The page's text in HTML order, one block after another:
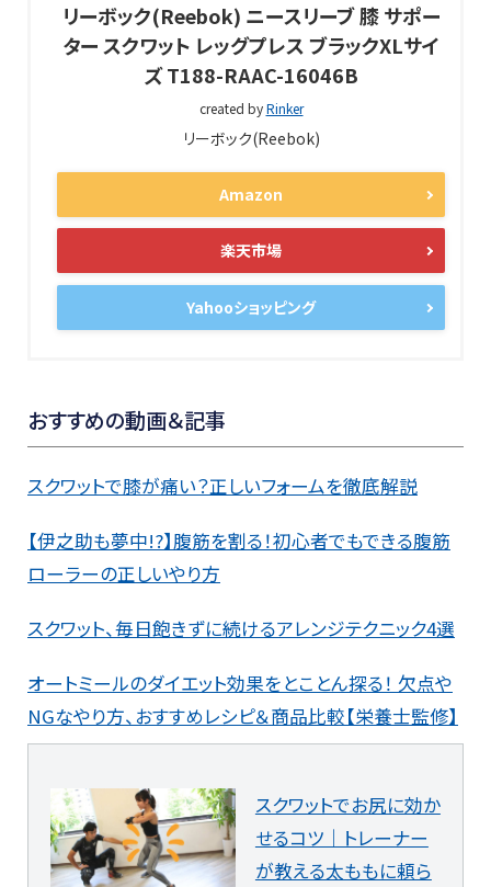
リーボック(Reebok) ニースリーブ 膝 サポー
ター スクワット レッグプレス ブラックXLサイ
ズ T188-RAAC-16046B
created byRinker
リーボック(Reebok)
Amazon
楽天市場
Yahooショッピング
おすすめの動画＆記事
スクワットで膝が痛い？正しいフォームを徹底解説
【伊之助も夢中!?】腹筋を割る！初心者でもできる腹筋
ローラーの正しいやり方
スクワット、毎日飽きずに続けるアレンジテクニック4選
オートミールのダイエット効果をとことん探る！ 欠点や
NGなやり方、おすすめレシピ＆商品比較【栄養士監修】
スクワットでお尻に効か
せるコツ｜トレーナー
が教える太ももに頼ら